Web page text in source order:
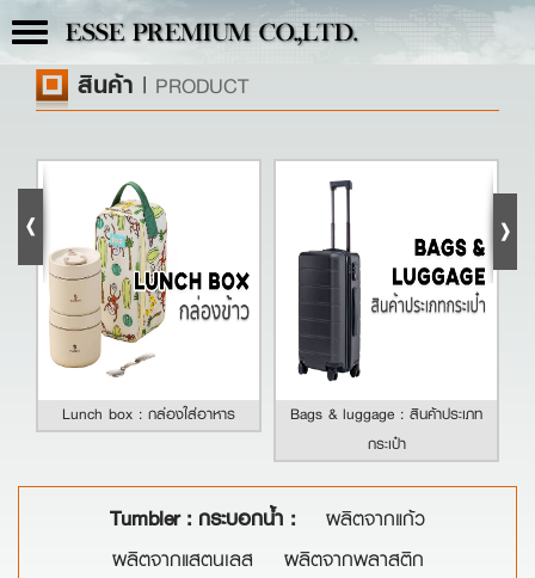
Toggle
navigation
ESSE PREMIUM CO.,LTD.
สินค้า | PRODUCT
Lunch box : กล่องใส่อาหาร
Bags & luggage : สินค้าประเภท
กระเป๋า
Tumbler : กระบอกน้ำ :
ผลิตจากแก้ว
ผลิตจากแสตนเลส
ผลิตจากพลาสติก